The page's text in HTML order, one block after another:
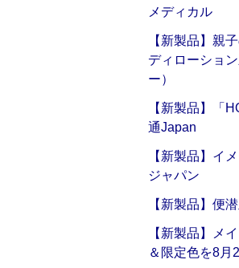
メディカル
【新製品】親
ディローショ
ー）
【新製品】「
通Japan
【新製品】イ
ジャパン
【新製品】便
【新製品】メ
＆限定色を8